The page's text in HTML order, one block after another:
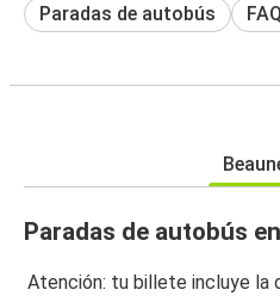
Paradas de autobús FAQ
Paradas de autobús
Atención: tu billete incluye la